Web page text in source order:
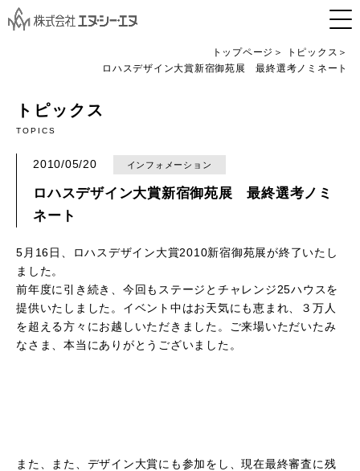
トップページ
トピックス
ロハスデザイン大賞新宿御苑展 最終選考ノミネート
トピックス
TOPICS
2010/05/20 インフォメーション
ロハスデザイン大賞新宿御苑展 最終選考ノミ
ネート
5月16日、ロハスデザイン大賞2010新宿御苑展が終了いたし
ました。
前年度に引き続き、今回もステージとチャレンジ25ハウスを
提供いたしました。イベント中はお天気にも恵まれ、３万人
を超える方々にお越しいただきました。ご来場いただいたみ
なさま、本当にありがとうございました。
また、また、デザイン大賞にも参加をし、現在最終審査に残